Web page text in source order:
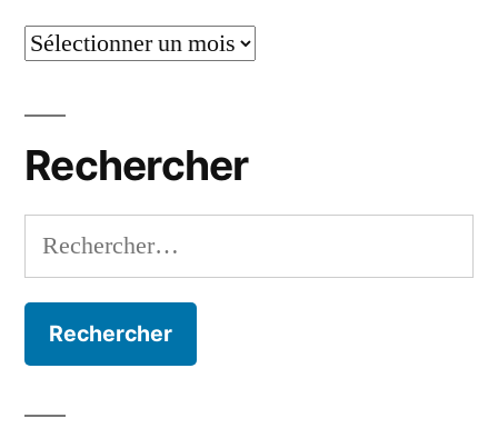
Mois
Rechercher
Rechercher :